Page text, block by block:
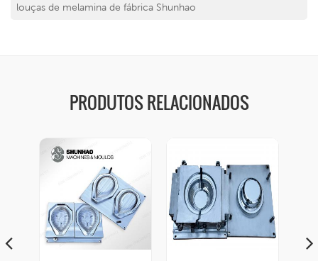
louças de melamina de fábrica Shunhao
PRODUTOS RELACIONADOS